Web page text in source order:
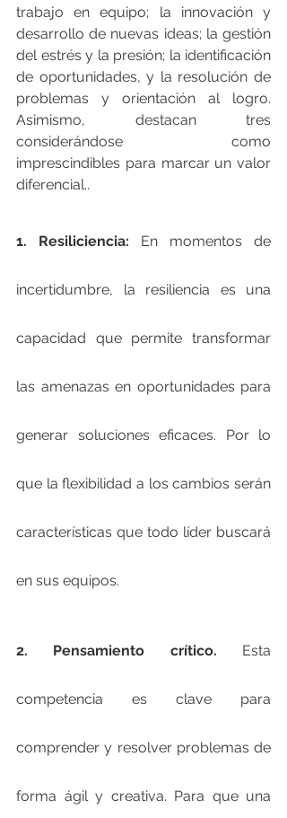
trabajo en equipo; la innovación y
desarrollo de nuevas ideas; la gestión
del estrés y la presión; la identificación
de oportunidades, y la resolución de
problemas y orientación al logro.
Asimismo, destacan tres
considerándose como
imprescindibles para marcar un valor
diferencial..
1. Resiliciencia: En momentos de
incertidumbre, la resiliencia es una
capacidad que permite transformar
las amenazas en oportunidades para
generar soluciones eficaces. Por lo
que la flexibilidad a los cambios serán
características que todo líder buscará
en sus equipos.
2. Pensamiento crítico. Esta
competencia es clave para
comprender y resolver problemas de
forma ágil y creativa. Para que una